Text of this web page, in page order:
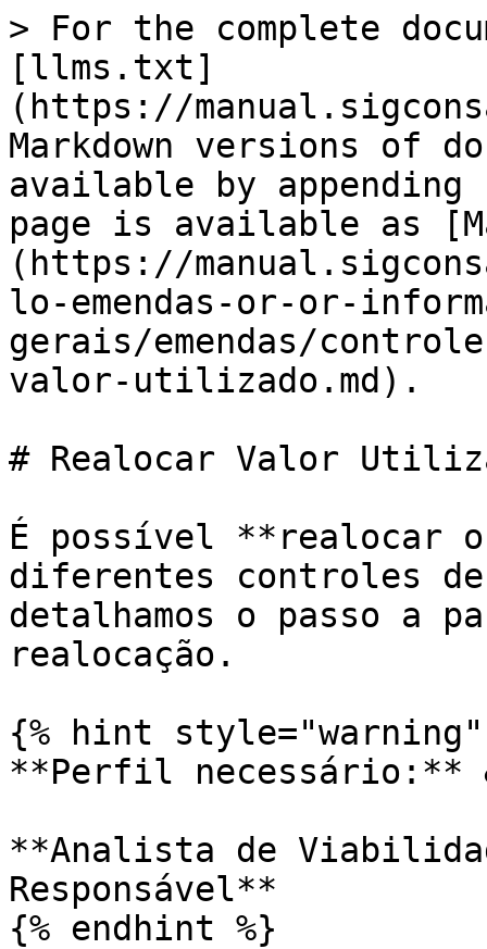
> For the complete
[llms.txt]
(https://
Markdown versions of
available by
page is available as
(https://
lo-emendas-or-or-
gerais/emendas/
valor-utilizado.md).
# Realocar Valor
É possível **realocar
diferentes controles
detalhamos o passo a
realocação.
{% hint style="warning"
**Perfil necessário:**
**Analista de
Responsável**
{% endhint %}